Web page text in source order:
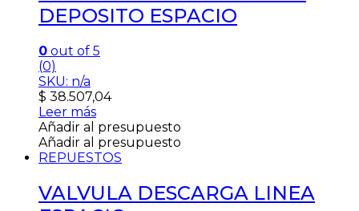
DEPOSITO ESPACIO
0 out of 5
(0)
SKU: n/a
$ 38.507,04
Leer más
Añadir al presupuesto
Añadir al presupuesto
REPUESTOS
VALVULA DESCARGA LINEA